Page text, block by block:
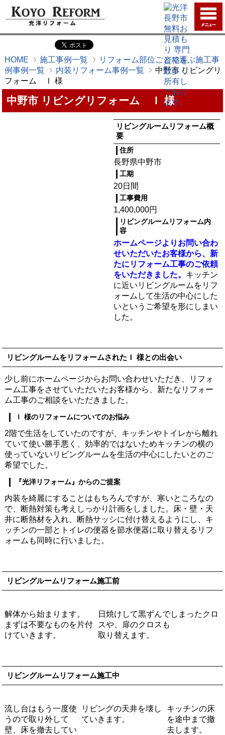
HOME 施工事例一覧
リフォーム部位ごとで選ぶ施工事
例事例一覧
内装リフォーム事例一覧
中野市 リビングリ
フォーム Ｉ 様
中野市 リビングリフォーム Ｉ 様
リビングルームリフォーム概
要
住所
長野県中野市
工期
20日間
工事費用
1,400,000円
リビングルームリフォーム内
容
ホームページよりお問い合わ
せいただいたお客様から、新
たにリフォーム工事のご依頼
をいただきました。 キッチン
に近いリビングルームをリフ
ォームして生活の中心にした
いというご希望を形にしまい
した。
リビングルームをリフォームされたＩ 様との出会い
少し前にホームページからお問い合わせいただき、リフォ
ーム工事をさせていただいたお客様から、新たなリフォー
ム工事のご相談をいただきました。
Ｉ 様のリフォームについてのお悩み
2階で生活をしていたのですが、キッチンやトイレから離れ
ていて使い勝手悪く、効率的ではないためキッチンの横の
使っていないリビングルームを生活の中心にしたいとのご
希望でした。
『光洋リフォーム』からのご提案
内装を綺麗にすることはもちろんですが、寒いところなの
で、断熱対策も考えしっかり計画をしました。床・壁・天
井に断熱材を入れ、断熱サッシに付け替えるようにし、キ
ッチンの一部とトイレの便器を節水便器に取り替えるリフ
ォームも同時に行いました。
リビングルームリフォーム施工前
解体から始まります。
まずは不要なものを片付
けていきます。
日焼けして黒ずんでしまったクロ
スや、扉のクロスも
取り替えます。
リビングルームリフォーム施工中
流し台はもう一度使
うので取り外して
壁、床を撤去してい
リビングの天井を壊し
ていきます。
キッチンの床
を途中まで撤
去します。